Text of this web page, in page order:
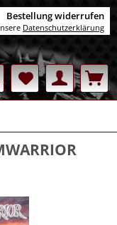
Bestellung widerrufen
Datenschutzerklärung